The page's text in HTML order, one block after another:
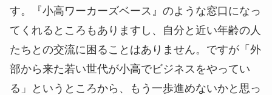
す。『小高ワーカーズベース』のような窓口になっ
てくれるところもありますし、自分と近い年齢の人
たちとの交流に困ることはありません。ですが「外
部から来た若い世代が小高でビジネスをやってい
る」というところから、もう一歩進めないかと思っ